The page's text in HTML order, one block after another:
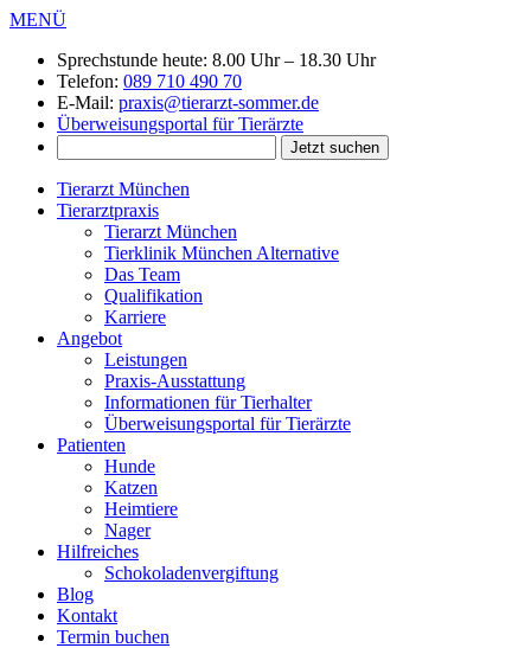
MENÜ
Sprechstunde heute: 8.00 Uhr – 18.30 Uhr
Telefon: 089 710 490 70
E-Mail: praxis@tierarzt-sommer.de
Überweisungsportal für Tierärzte
Tierarzt München
Tierarztpraxis
Tierarzt München
Tierklinik München Alternative
Das Team
Qualifikation
Karriere
Angebot
Leistungen
Praxis-Ausstattung
Informationen für Tierhalter
Überweisungsportal für Tierärzte
Patienten
Hunde
Katzen
Heimtiere
Nager
Hilfreiches
Schokoladenvergiftung
Blog
Kontakt
Termin buchen